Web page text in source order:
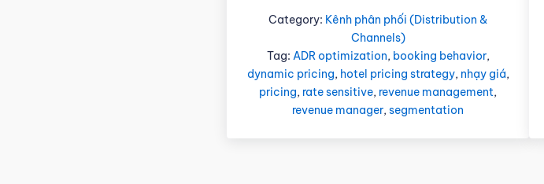
Category: Kênh phân phối (Distribution &
Channels)
Tag: ADR optimization, booking behavior,
dynamic pricing, hotel pricing strategy, nhạy giá,
pricing, rate sensitive, revenue management,
revenue manager,segmentation